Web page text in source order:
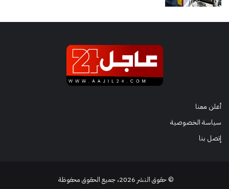
أعلن معنا
سياسة الخصوصية
إتصل بنا
© حقوق النشر 2026، جميع الحقوق محفوظة